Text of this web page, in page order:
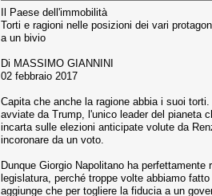
Il Paese dell'immobilità
Torti e ragioni nelle posizioni dei vari
a un bivio
Di MASSIMO GIANNINI
02 febbraio 2017
Capita che anche la ragione abbia i suoi
avviate da Trump, l'unico leader del pianeta
incarta sulle elezioni anticipate volute da
incoronare da un voto.
Dunque Giorgio Napolitano ha
legislatura, perché troppe volte abbiamo
aggiunge che per togliere la fiducia a un